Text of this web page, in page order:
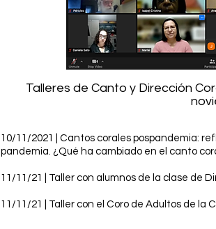
Talleres de Canto y Dirección
10/11/2021 | Cantos corales pospandemia:
pandemia. ¿Qué ha cambiado en el canto
11/11/21 | Taller con alumnos de la clase de
11/11/21 | Taller con el Coro de Adultos de la